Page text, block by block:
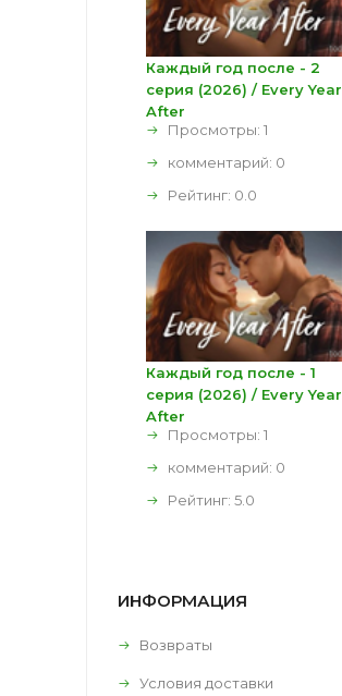
Каждый год после - 2
серия (2026) / Every Year
After
Просмотры: 1
комментарий: 0
Рейтинг: 0.0
Каждый год после - 1
серия (2026) / Every Year
After
Просмотры: 1
комментарий: 0
Рейтинг: 5.0
ИНФОРМАЦИЯ
Возвраты
Условия доставки